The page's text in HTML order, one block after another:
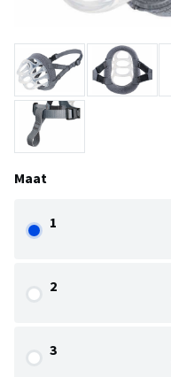
Maat
1
2
3